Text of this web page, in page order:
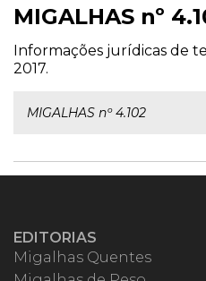
MIGALHAS nº
Informações jurídicas de
2017.
MIGALHAS nº 4.102
EDITORIAS
Migalhas Quentes